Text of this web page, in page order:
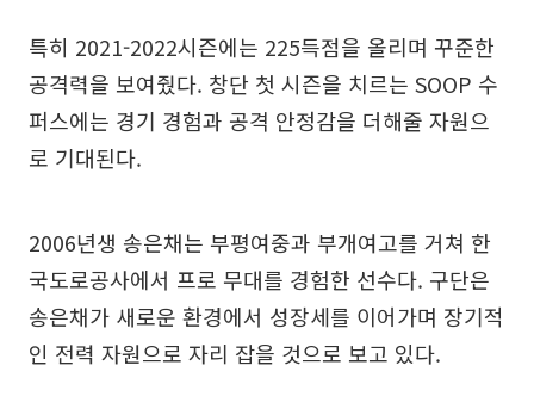
특히 2021-2022시즌에는 225득점을 올리며 꾸준한
공격력을 보여줬다. 창단 첫 시즌을 치르는 SOOP 수
퍼스에는 경기 경험과 공격 안정감을 더해줄 자원으
로 기대된다.
2006년생 송은채는 부평여중과 부개여고를 거쳐 한
국도로공사에서 프로 무대를 경험한 선수다. 구단은
송은채가 새로운 환경에서 성장세를 이어가며 장기적
인 전력 자원으로 자리 잡을 것으로 보고 있다.